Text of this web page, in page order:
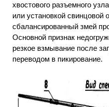
хвостового разъемного
или установкой свинцовой
сбалансированный змей
Основной признак
резкое взмывание после
переводом в пикирование.